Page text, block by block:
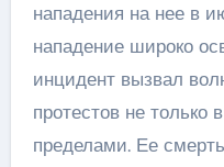
нападения на нее в
нападение широко
инцидент вызвал
протестов не только
пределами. Ее